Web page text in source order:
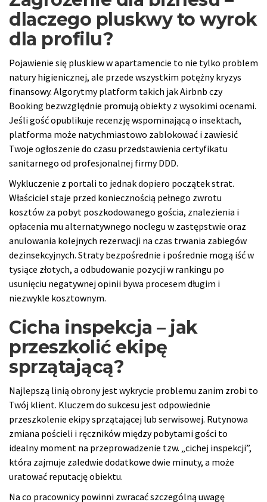
dlaczego pluskwy to wyrok
dla profilu?
Pojawienie się pluskiew w apartamencie to nie tylko problem
natury higienicznej, ale przede wszystkim potężny kryzys
finansowy. Algorytmy platform takich jak Airbnb czy
Booking bezwzględnie promują obiekty z wysokimi ocenami.
Jeśli gość opublikuje recenzję wspominającą o insektach,
platforma może natychmiastowo zablokować i zawiesić
Twoje ogłoszenie do czasu przedstawienia certyfikatu
sanitarnego od profesjonalnej firmy DDD.
Wykluczenie z portali to jednak dopiero początek strat.
Właściciel staje przed koniecznością pełnego zwrotu
kosztów za pobyt poszkodowanego gościa, znalezienia i
opłacenia mu alternatywnego noclegu w zastępstwie oraz
anulowania kolejnych rezerwacji na czas trwania zabiegów
dezinsekcyjnych. Straty bezpośrednie i pośrednie mogą iść w
tysiące złotych, a odbudowanie pozycji w rankingu po
usunięciu negatywnej opinii bywa procesem długim i
niezwykle kosztownym.
Cicha inspekcja – jak
przeszkolić ekipę
sprzątającą?
Najlepszą linią obrony jest wykrycie problemu zanim zrobi to
Twój klient. Kluczem do sukcesu jest odpowiednie
przeszkolenie ekipy sprzątającej lub serwisowej. Rutynowa
zmiana pościeli i ręczników między pobytami gości to
idealny moment na przeprowadzenie tzw. „cichej inspekcji”,
która zajmuje zaledwie dodatkowe dwie minuty, a może
uratować reputację obiektu.
Na co pracownicy powinni zwracać szczególną uwagę